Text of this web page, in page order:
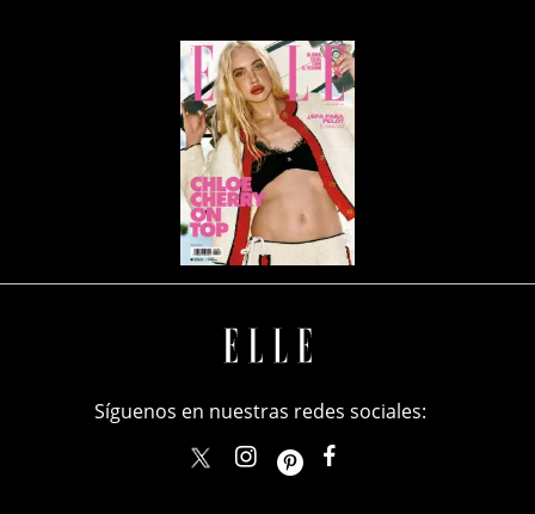
Síguenos en nuestras redes sociales:
elle_mexicoellemexico